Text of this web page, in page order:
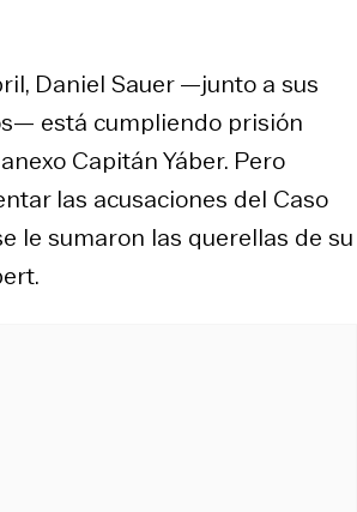
Daniel Sauer —junto a sus
está cumpliendo prisión
Capitán Yáber. Pero
las acusaciones del Caso
le sumaron las querellas de su